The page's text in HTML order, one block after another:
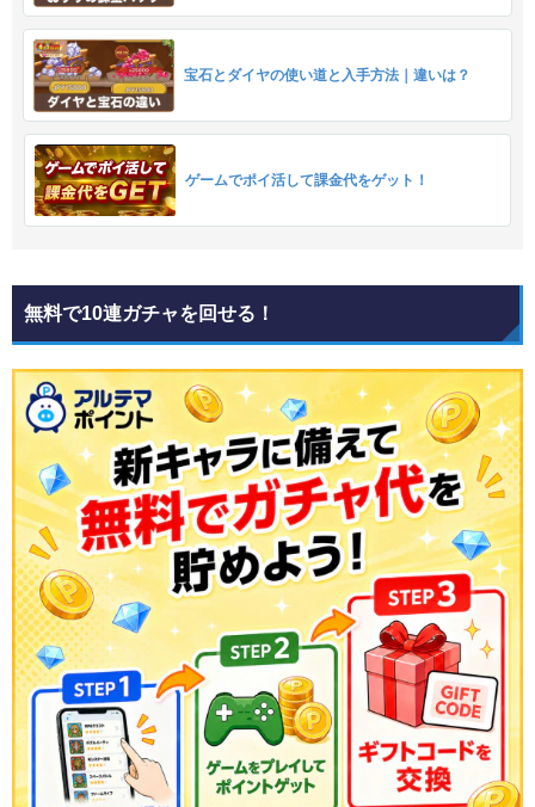
宝石とダイヤの使い道と入手方法｜違いは？
ゲームでポイ活して課金代をゲット！
無料で10連ガチャを回せる！